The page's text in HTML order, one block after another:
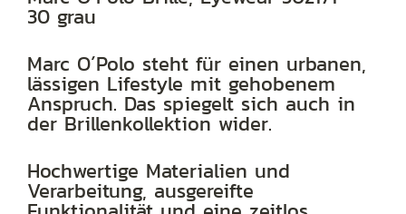
30
grau
Menge
30 grau
Marc O´Polo steht für einen urbanen,
lässigen Lifestyle mit gehobenem
Anspruch. Das spiegelt sich auch in
der Brillenkollektion wider.
Hochwertige Materialien und
Verarbeitung, ausgereifte